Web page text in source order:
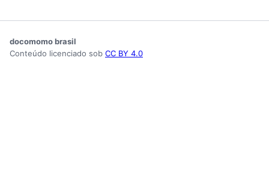
docomomo brasil
Conteúdo licenciado sob CC BY 4.0